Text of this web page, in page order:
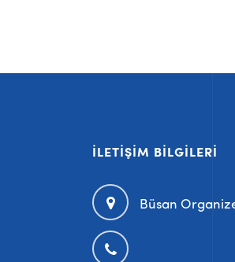
İLETIŞIM BILGILERI
Büsan